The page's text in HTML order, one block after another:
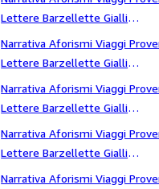
Lettere Barzellette Gialli
Fantascienza Settimana Santa
Narrativa Aforismi Viaggi
Lettere Barzellette Gialli
Fantascienza sfida mondiale
Narrativa Aforismi Viaggi
Lettere Barzellette Gialli
Fantascienza shakespeare
Narrativa Aforismi Viaggi
Lettere Barzellette Gialli
Fantascienza siberia
Narrativa Aforismi Viaggi